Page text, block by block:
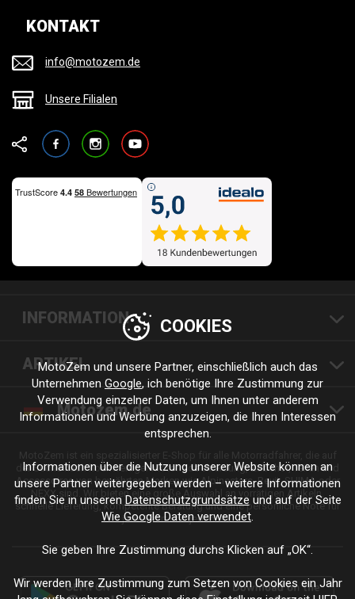
KONTAKT
info@motozem.de
Unsere Filialen
FacebookInstagramYouTube
INFORMATION
ARTIKEL
Motozem.de
der Suche nach hochwertiger Motorradbekleidung, Zubehör, Teilen und
Accessoires von bewährten Marken wie Alpinestars, Revit, SHIMA oder
NEXX sind. Wir bieten eine große Auswahl an vorrätigen Artikeln,
schnelle Lieferung, kompetente Beratung und eine persönliche Note für
jede Fahrt und jeden Stil.
COOKIES
MotoZem und unsere Partner, einschließlich auch das
Unternehmen Google, ich benötige Ihre Zustimmung zur
Verwendung einzelner Daten, um Ihnen unter anderem
Informationen und Werbung anzuzeigen, die Ihren Interessen
entsprechen.
Informationen über die Nutzung unserer Website können an
unsere Partner weitergegeben werden – weitere Informationen
finden Sie in unseren Datenschutzgrundsätze und auf der Seite
Wie Google Daten verwendet.
Sie geben Ihre Zustimmung durchs Klicken auf „OK“.
Wir werden Ihre Zustimmung zum Setzen von Cookies ein Jahr